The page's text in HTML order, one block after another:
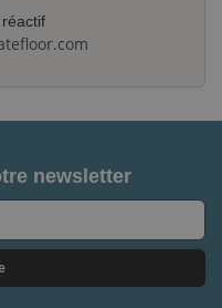
newsletter